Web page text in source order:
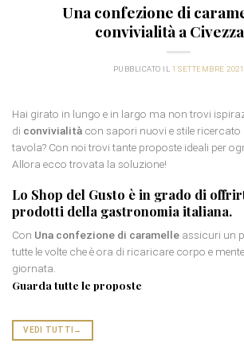
Una confezione di
convivialità a
PUBBLICATO IL 1 SETTEMBRE 2021
Hai girato in lungo e in largo ma non trovi
di convivialità con sapori nuovi e stile
tavola? Con noi trovi tante proposte ideali per
Allora ecco trovata la soluzione!
Lo Shop del Gusto è in grado di
prodotti della gastronomia italiana.
Con Una confezione di caramelle assicuri un
tutte le volte che è ora di ricaricare corpo e
giornata.
Guarda tutte le proposte
VEDI TUTTI →